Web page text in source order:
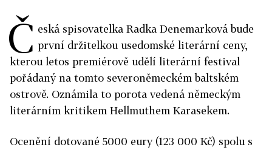
Č eská spisovatelka Radka Denemarková bude
první držitelkou usedomské literární ceny,
kterou letos premiérově udělí literární festival
pořádaný na tomto severoněmeckém baltském
ostrově. Oznámila to porota vedená německým
literárním kritikem Hellmuthem Karasekem.
Ocenění dotované 5000 eury (123 000 Kč) spolu s